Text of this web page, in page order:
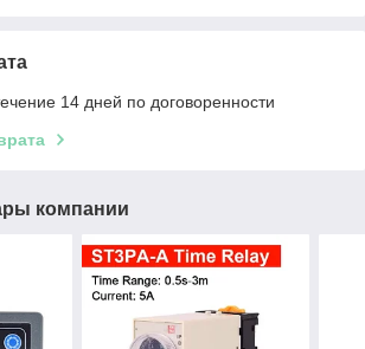
14 дней по договоренности
компании